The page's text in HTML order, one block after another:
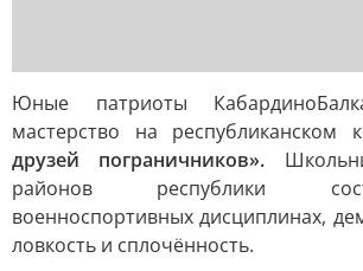
Юные патриоты
мастерство на республиканском
друзей пограничников».
районов республики
военноспортивных дисциплинах,
ловкость и сплочённость.